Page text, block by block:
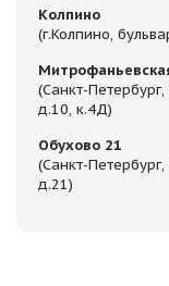
Колпино
(г.Колпино,
(Санкт-
д.10, к.4Д)
Обухово 21
(Санкт-
д.21)